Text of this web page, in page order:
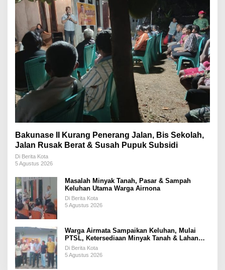
Bakunase II Kurang Penerang Jalan, Bis Sekolah,
Jalan Rusak Berat & Susah Pupuk Subsidi
Di Berita Kota
5 Agustus 2026
Masalah Minyak Tanah, Pasar & Sampah
Keluhan Utama Warga Airnona
Di Berita Kota
5 Agustus 2026
Warga Airmata Sampaikan Keluhan, Mulai
PTSL, Ketersediaan Minyak Tanah & Lahan
Pemakaman
Di Berita Kota
5 Agustus 2026